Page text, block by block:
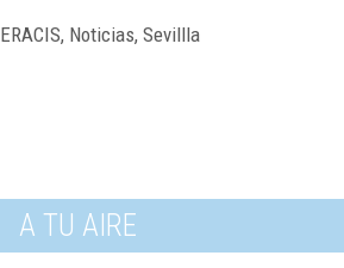
ERACIS, Noticias,Sevillla
A TU AIRE